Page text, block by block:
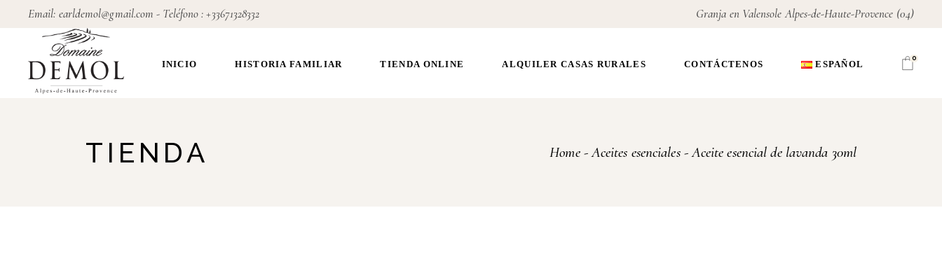
Email: earldemol@gmail.com - Teléfono :+33671328332 Granja en Valensole Alpes-de-Haute-Provence (04)
INICIO HISTORIA FAMILIAR TIENDA ONLINE ALQUILER CASAS RURALES CONTÁCTENOS ESPAÑOL
English
0
TIENDA Home Aceites esenciales Aceite esencial de lavanda 30ml